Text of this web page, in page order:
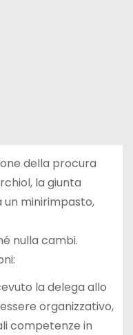
della procura
la giunta
un minirimpasto,
nulla cambi.
la delega allo
organizzativo,
competenze in